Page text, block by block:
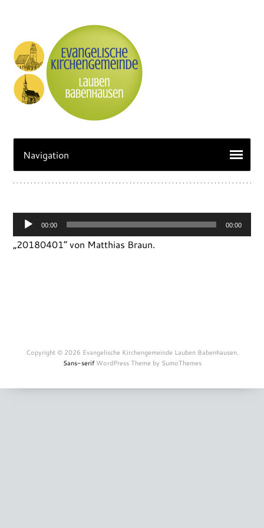
Audio-
Player
00:00 00:00
„20180401“ von Matthias Braun.
Copyright © 2026 Evangelische Kirchengemeinde Lauben Babenhausen.
Sans-serifWordPress Theme by SumoThemes